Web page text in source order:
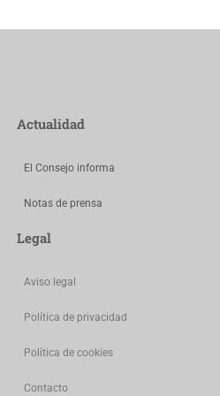
Actualidad
El Consejo informa
Notas de prensa
Legal
Aviso legal
Política de privacidad
Política de cookies
Contacto